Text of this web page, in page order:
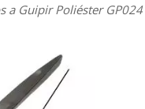
a Guipir Poliéster